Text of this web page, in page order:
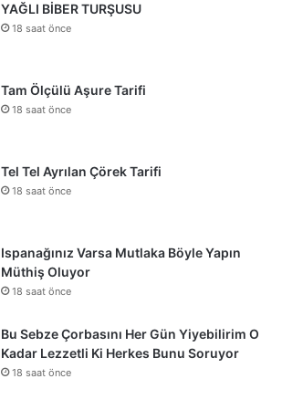
YAĞLI BİBER TURŞUSU
18 saat önce
Tam Ölçülü Aşure Tarifi
18 saat önce
Tel Tel Ayrılan Çörek Tarifi
18 saat önce
Ispanağınız Varsa Mutlaka Böyle Yapın
Müthiş Oluyor
18 saat önce
Bu Sebze Çorbasını Her Gün Yiyebilirim O
Kadar Lezzetli Ki Herkes Bunu Soruyor
18 saat önce